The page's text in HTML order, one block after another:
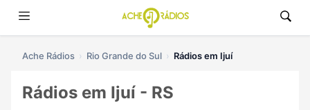
Ache Rádios Rio Grande do Sul Rádios em Ijuí
Rádios em Ijuí - RS